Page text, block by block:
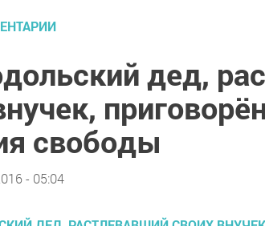
дед,
свободы
- 05:04